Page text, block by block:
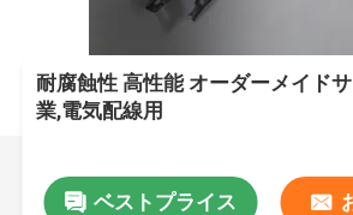
耐腐蝕性 高性能 オーダーメイド
業,電気配線用
ベストプライス